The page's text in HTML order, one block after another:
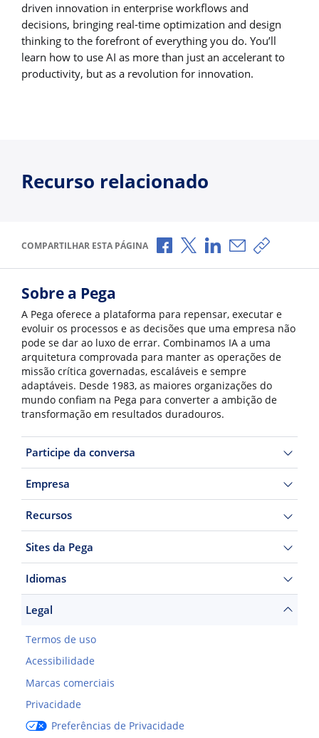
driven innovation in enterprise workflows and
decisions, bringing real-time optimization and design
thinking to the forefront of everything you do. You’ll
learn how to use AI as more than just an accelerant to
productivity, but as a revolution for innovation.
Recurso relacionado
COMPARTILHAR ESTA PÁGINA Compartilhar no Facebook
Compartilhar no X
Compartilhar no
Compartilhar
Copiar
Sobre a Pega
A Pega oferece a plataforma para repensar, executar e
evoluir os processos e as decisões que uma empresa não
pode se dar ao luxo de errar. Combinamos IA a uma
arquitetura comprovada para manter as operações de
missão crítica governadas, escaláveis e sempre
adaptáveis. Desde 1983, as maiores organizações do
mundo confiam na Pega para converter a ambição de
transformação em resultados duradouros.
Participe da conversa
Empresa
Recursos
Sites da Pega
Idiomas
Legal
Termos de uso
Acessibilidade
Marcas comerciais
Privacidade
Preferências de Privacidade